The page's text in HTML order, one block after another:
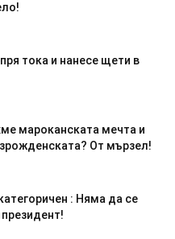
тока и нанесе щети в
мароканската мечта и
От мързел!
: Няма да се